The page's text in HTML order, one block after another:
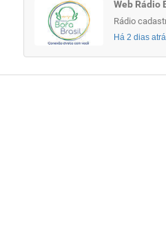
Web Rádio
Rádio
Há 2 dias